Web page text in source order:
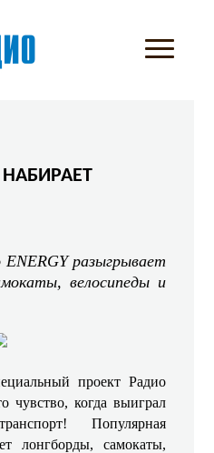
НАБИРАЕТ
разыгрывает
велосипеды и
проект Радио
когда выиграл
Популярная
лонгборды, самокаты,